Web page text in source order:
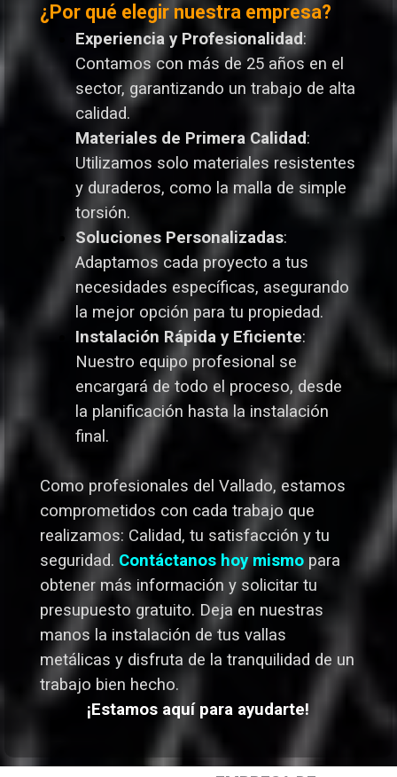
¿Por qué elegir nuestra empresa?
Experiencia y Profesionalidad:
Contamos con más de 25 años en el
sector, garantizando un trabajo de alta
calidad.
Materiales de Primera Calidad:
Utilizamos solo materiales resistentes
y duraderos, como la malla de simple
torsión.
Soluciones Personalizadas:
Adaptamos cada proyecto a tus
necesidades específicas, asegurando
la mejor opción para tu propiedad.
Instalación Rápida y Eficiente:
Nuestro equipo profesional se
encargará de todo el proceso, desde
la planificación hasta la instalación
final.
Como profesionales del Vallado, estamos
comprometidos con cada trabajo que
realizamos: Calidad, tu satisfacción y tu
seguridad. Contáctanos hoy mismo para
obtener más información y solicitar tu
presupuesto gratuito. Deja en nuestras
manos la instalación de tus vallas
metálicas y disfruta de la tranquilidad de un
trabajo bien hecho.
¡Estamos aquí para ayudarte!